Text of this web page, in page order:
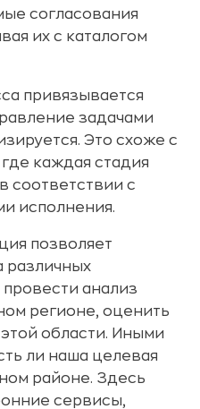
согласования
их с каталогом
привязывается
задачами
Это схоже с
каждая стадия
соответствии с
исполнения.
позволяет
различных
анализ
регионе, оценить
области. Иными
ли наша целевая
районе. Здесь
сервисы,